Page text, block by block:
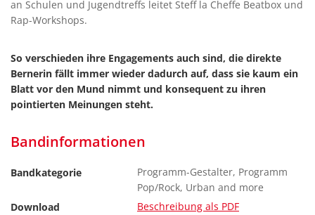
an Schulen und Jugendtreffs leitet Steff la Cheffe Beatbox und
Rap-Workshops.
So verschieden ihre Engagements auch sind, die direkte
Bernerin fällt immer wieder dadurch auf, dass sie kaum ein
Blatt vor den Mund nimmt und konsequent zu ihren
pointierten Meinungen steht.
Bandinformationen
Bandkategorie
Programm-Gestalter, Programm
Pop/Rock, Urban and more
Download
Beschreibung als PDF